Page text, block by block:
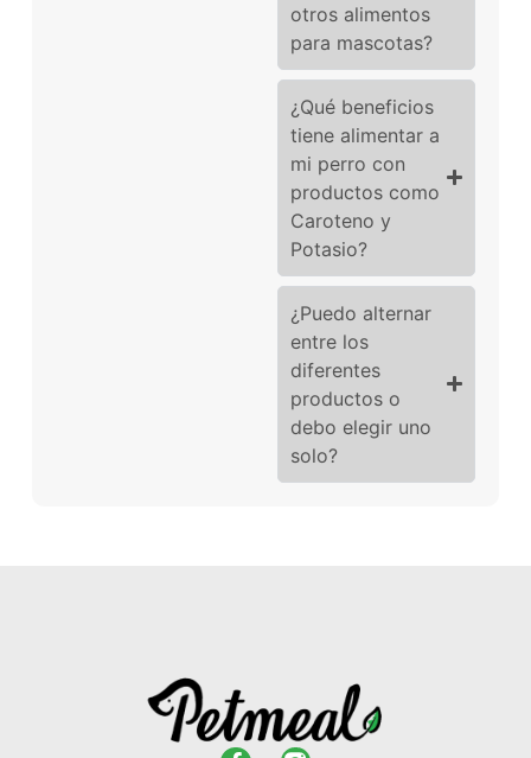
otros alimentos
para mascotas?
¿Qué beneficios
tiene alimentar a
mi perro con
productos como
Caroteno y
Potasio?
¿Puedo alternar
entre los
diferentes
productos o
debo elegir uno
solo?